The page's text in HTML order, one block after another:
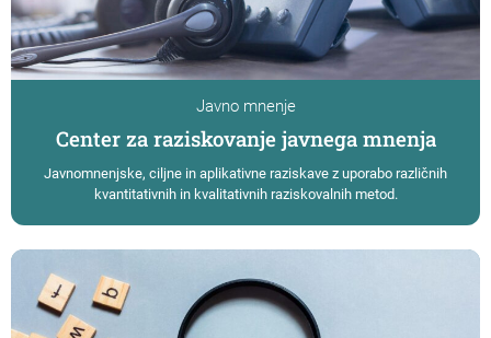
Javno mnenje
Center za raziskovanje javnega mnenja
Javnomnenjske, ciljne in aplikativne raziskave z uporabo različnih
kvantitativnih in kvalitativnih raziskovalnih metod.